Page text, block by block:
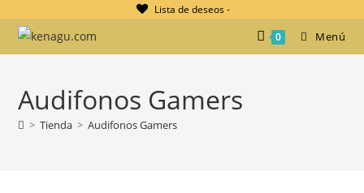
Lista de deseos -
0
Menú
Audifonos Gamers
> Tienda > Audifonos Gamers